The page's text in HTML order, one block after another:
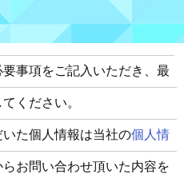
事項をご記入いただき、最
ください。
た個人情報は当社の個人情
お問い合わせ頂いた内容を